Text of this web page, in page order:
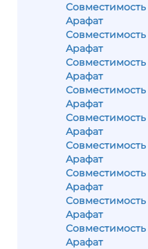
Арафат
Арафат
Арафат
Арафат
Арафат
Арафат
Арафат
Арафат
Арафат